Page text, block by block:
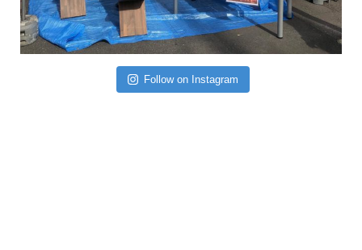
Follow on Instagram